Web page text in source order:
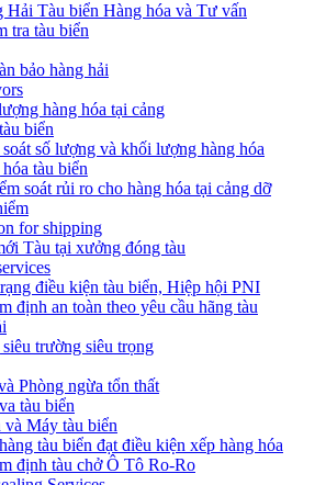
Hải Tàu biển Hàng hóa và Tư vấn
tra tàu biển
bảo hàng hải
hàng hóa tại cảng
biển
số lượng và khối lượng hàng hóa
tàu biển
soát rủi ro cho hàng hóa tại cảng dỡ
for shipping
Tàu tại xưởng đóng tàu
điều kiện tàu biển, Hiệp hội PNI
định an toàn theo yêu cầu hãng tàu
trường siêu trọng
Phòng ngừa tổn thất
tàu biển
Máy tàu biển
tàu biển đạt điều kiện xếp hàng hóa
định tàu chở Ô Tô Ro-Ro